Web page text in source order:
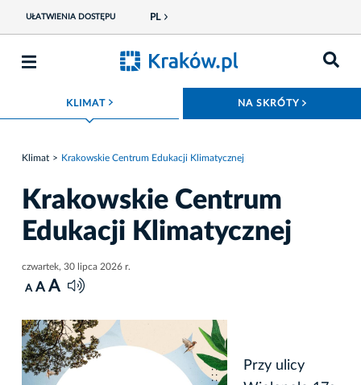
UŁATWIENIA DOSTĘPU PL
KLIMAT ROZWIŃ MENU NA SKRÓTY
Klimat Krakowskie Centrum Edukacji Klimatycznej
Krakowskie Centrum
Edukacji Klimatycznej
czwartek, 30 lipca 2026 r.
A A A
Przy ulicy